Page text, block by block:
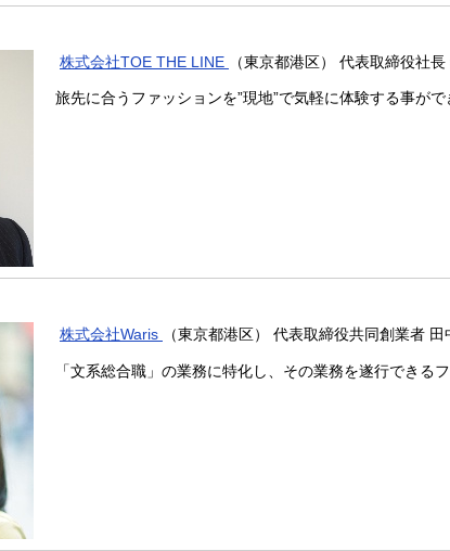
株式会社TOE THE LINE （東京都港区） 代表取締役社
旅先に合うファッションを”現地”で気軽に体験する事が
株式会社Waris （東京都港区） 代表取締役共同創業者 田
「文系総合職」の業務に特化し、その業務を遂行できる